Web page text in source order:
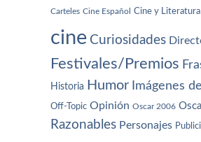
Carteles Cine Español Cine y Literatura
cine Curiosidades
Festivales/Premios
Historia Humor Imágenes
Off-Topic Opinión Oscar 2006
Razonables Personajes